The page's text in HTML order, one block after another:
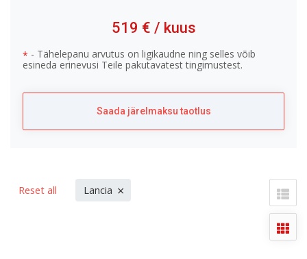
519 € / kuus
* - Tähelepanu arvutus on ligikaudne ning selles võib
esineda erinevusi Teile pakutavatest tingimustest.
Saada järelmaksu taotlus
Reset all Lancia ×